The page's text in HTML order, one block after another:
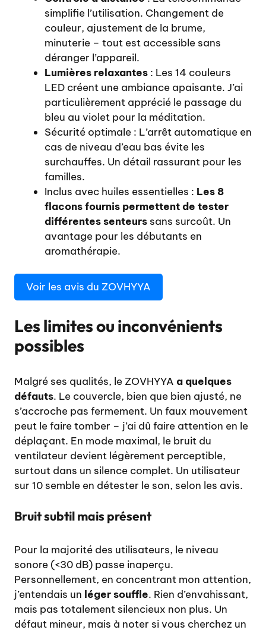
simplifie l’utilisation. Changement de
couleur, ajustement de la brume,
minuterie – tout est accessible sans
déranger l’appareil.
Lumières relaxantes : Les 14 couleurs
LED créent une ambiance apaisante. J’ai
particulièrement apprécié le passage du
bleu au violet pour la méditation.
Sécurité optimale : L’arrêt automatique en
cas de niveau d’eau bas évite les
surchauffes. Un détail rassurant pour les
familles.
Inclus avec huiles essentielles : Les 8
flacons fournis permettent de tester
différentes senteurs sans surcoût. Un
avantage pour les débutants en
aromathérapie.
Voir les avis du ZOVHYYA
Les limites ou inconvénients
possibles
Malgré ses qualités, le ZOVHYYA a quelques
défauts. Le couvercle, bien que bien ajusté, ne
s’accroche pas fermement. Un faux mouvement
peut le faire tomber – j’ai dû faire attention en le
déplaçant. En mode maximal, le bruit du
ventilateur devient légèrement perceptible,
surtout dans un silence complet. Un utilisateur
sur 10 semble en détester le son, selon les avis.
Bruit subtil mais présent
Pour la majorité des utilisateurs, le niveau
sonore (<30 dB) passe inaperçu.
Personnellement, en concentrant mon attention,
j’entendais un léger souffle. Rien d’envahissant,
mais pas totalement silencieux non plus. Un
défaut mineur, mais à noter si vous cherchez un